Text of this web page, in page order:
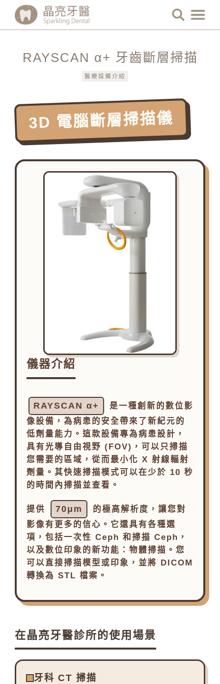
RAYSCAN α+ 牙齒斷層掃描
醫療設備介紹
3D 電腦斷層掃描儀
儀器介紹
RAYSCAN α+
是一種創新的數位影
像設備，為病患的安全帶來了新紀元的
低劑量能力。這款設備專為病患設計，
具有光導自由視野 (FOV)，可以只掃描
您需要的區域，從而最小化 X 射線輻射
劑量。其快速掃描模式可以在少於 10 秒
的時間內掃描並查看。
提供 70μm
的極高解析度，讓您對
影像有更多的信心。它還具有各種選
項，包括一次性 Ceph 和掃描 Ceph，
以及數位印象的新功能：物體掃描。您
可以直接掃描模型或印象，並將 DICOM
轉換為 STL 檔案。
在晶亮牙醫診所的使用場景
牙科 CT 掃描